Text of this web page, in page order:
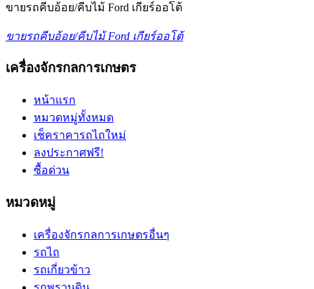
ขายรถคีบอ้อย/คีบไม้ Ford เกียร์ออโต้
ขายรถคีบอ้อย/คีบไม้ Ford เกียร์ออโต้
เครื่องจักรกลการเกษตร
หน้าแรก
หมวดหมู่ทั้งหมด
เช็คราคารถไถใหม่
ลงประกาศฟรี!
ซื้อด่วน
หมวดหมู่
เครื่องจักรกลการเกษตรอื่นๆ
รถไถ
รถเกี่ยวข้าว